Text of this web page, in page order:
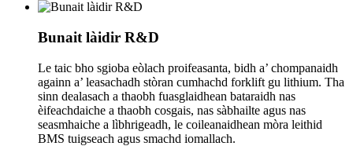
Bunait làidir R&D
Le taic bho sgioba eòlach proifeasanta, bidh a’ chompanaidh
againn a’ leasachadh stòran cumhachd forklift gu lithium. Tha
sinn dealasach a thaobh fuasglaidhean bataraidh nas
èifeachdaiche a thaobh cosgais, nas sàbhailte agus nas
seasmhaiche a lìbhrigeadh, le coileanaidhean mòra leithid
BMS tuigseach agus smachd iomallach.